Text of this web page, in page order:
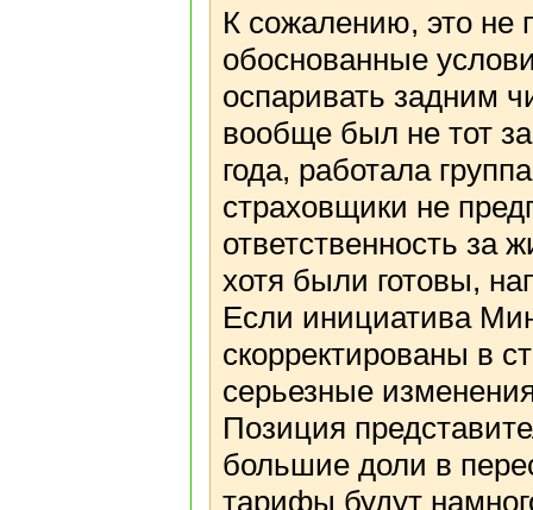
К сожалению, это не
обоснованные
оспаривать задним
вообще был не тот
года, работала
страховщики не
ответственность за
хотя были готовы,
Если инициатива
скорректированы в
серьезные
Позиция
большие доли в
тарифы будут